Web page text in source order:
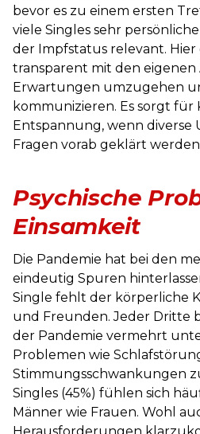
bevor es zu einem ersten
viele Singles sehr
der Impfstatus relevant. Hier
transparent mit den
Erwartungen umzugehen
kommunizieren. Es sorgt für
Entspannung, wenn diverse
Fragen vorab geklärt
Psychische
Einsamkeit
Die Pandemie hat bei den
eindeutig Spuren
Single fehlt der körperliche
und Freunden. Jeder Dritte
der Pandemie vermehrt
Problemen wie
Stimmungsschwankungen
Singles (45%) fühlen sich
Männer wie Frauen. Wohl